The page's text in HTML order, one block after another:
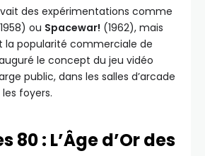
des expérimentations comme
ou Spacewar! (1962), mais
la popularité commerciale de
le concept du jeu vidéo
public, dans les salles d’arcade
foyers.
80 : L’Âge d’Or des